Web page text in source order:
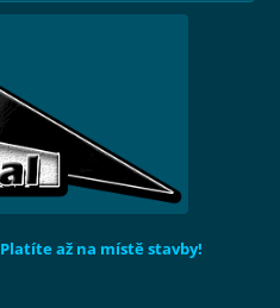
Platíte až na místě stavby!